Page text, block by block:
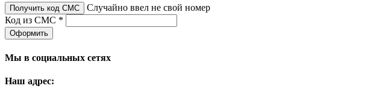
Получить код СМС
Случайно ввел не свой номер
Код из СМС *
Оформить
Мы в социальных сетях
Наш адрес: